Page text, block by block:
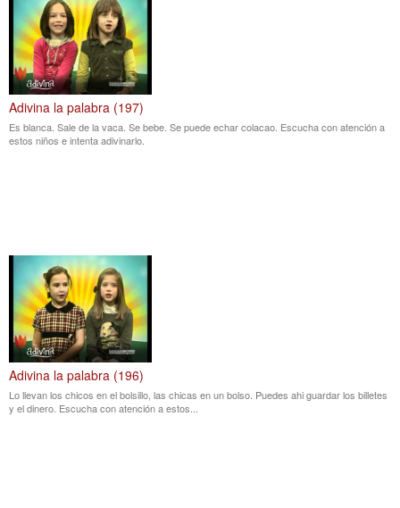
Adivina la palabra (197)
Es blanca. Sale de la vaca. Se bebe. Se puede echar colacao. Escucha con atención a
estos niños e intenta adivinarlo.
Adivina la palabra (196)
Lo llevan los chicos en el bolsillo, las chicas en un bolso. Puedes ahi guardar los billetes
y el dinero. Escucha con atención a estos...